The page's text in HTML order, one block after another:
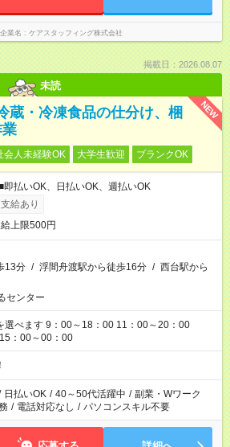
業名 ケアスタッフィング株式会社
掲載日：2026.08.07
未読
NEW
蔵・冷凍食品の仕分け、梱
会人未経験OK 大学生歓迎 ブランクOK
払いOK、日払いOK、週払いOK
給あり
上限500円
13分 / 浮間舟渡駅から徒歩16分 / 西台駅から
センター
：00 11：00～20：00
：00～00：00
日払いOK / 40～50代活躍中 / 副業・Wワーク
/ 電話対応なし / パソコンスキル不要